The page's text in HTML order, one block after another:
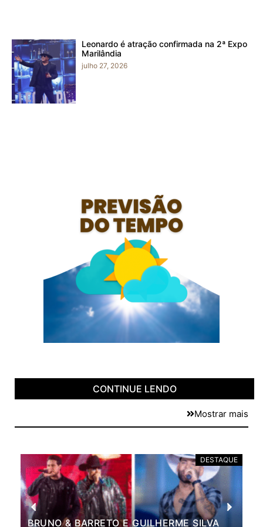
Leonardo é atração confirmada na 2ª Expo
Marilândia
julho 27, 2026
CONTINUE LENDO
Mostrar mais
DESTAQUE
BRUNO & BARRETO E GUILHERME SILVA